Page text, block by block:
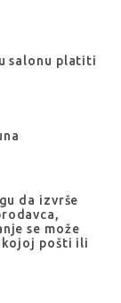
salonu platiti
da izvrše
se može
kojoj pošti ili